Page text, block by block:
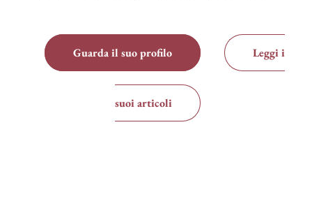
Guarda il suo profilo Leggi i
suoi articoli